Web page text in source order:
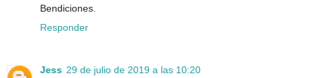
Bendiciones.
Responder
Jess 29 de julio de 2019 a las 10:20